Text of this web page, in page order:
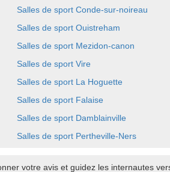
Salles de sport Conde-sur-noireau
Salles de sport Ouistreham
Salles de sport Mezidon-canon
Salles de sport Vire
Salles de sport La Hoguette
Salles de sport Falaise
Salles de sport Damblainville
Salles de sport Pertheville-Ners
votre avis et guidez les internautes